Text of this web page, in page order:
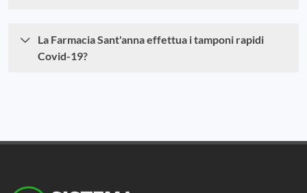
La Farmacia Sant'anna effettua i tamponi rapidi
Covid-19?